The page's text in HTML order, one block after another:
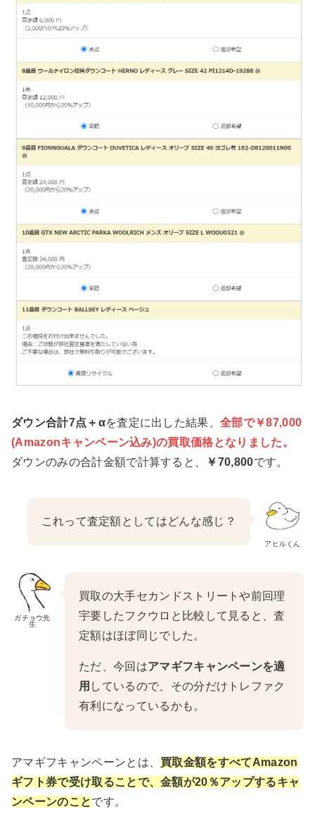
ダウン合計7点＋αを査定に出した結果、全部で￥87,000
(Amazonキャンペーン込み)の買取価格となりました。
ダウンのみの合計金額で計算すると、
￥70,800です。
アヒルくん
これって査定額としてはどんな感じ？
ガチョウ先
生
買取の大手セカンドストリートや前回理
宇要したフクウロと比較して見ると、査
定額はほぼ同じでした。
ただ、今回はアマギフキャンペーンを適
用 しているので、その分だけトレファク
有利になっているかも。
アマギフキャンペーンとは、 買取金額をすべてAmazon
ギフト券で受け取ることで、金額が20％アップするキャ
ンペーンのことです。